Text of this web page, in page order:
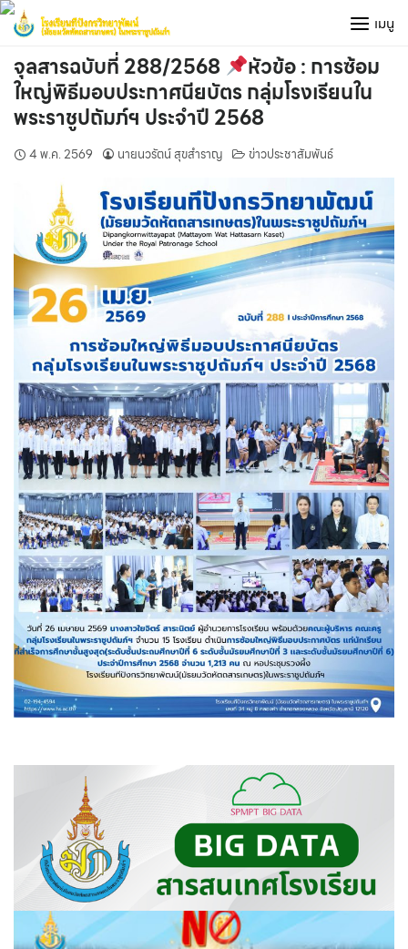
Skip
content
เมนู
จุลสารฉบับที่ 288/2568
หัวข้อ : การซ้อม
ใหญ่พิธีมอบประกาศนียบัตร กลุ่มโรงเรียนใน
พระราชูปถัมภ์ฯ ประจำปี 2568
4 พ.ค. 2569 นายนวรัตน์ สุขสำราญ ข่าวประชาสัมพันธ์